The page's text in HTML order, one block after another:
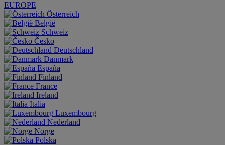
EUROPE
Österreich
België
Schweiz
Česko
Deutschland
Danmark
España
Finland
France
Ireland
Italia
Luxembourg
Nederland
Norge
Polska